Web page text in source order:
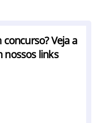
Veja a
nossos links